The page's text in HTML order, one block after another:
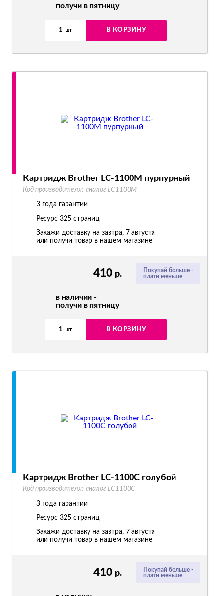
получи в пятницу
1 шт В КОРЗИНУ
Покупай больше -
плати меньше
410 р.
в наличии -
получи в пятницу
1 шт В КОРЗИНУ
Картридж Brother LC-1100M пурпурный
Код производителя: аналог LC1100M
3 года гарантии
Ресурс 325 страниц
Закажи доставку на завтра, 7 августа
или получи товар в нашем магазине
Покупай больше -
плати меньше
410 р.
Картридж Brother LC-1100C голубой
Код производителя: аналог LC1100C
3 года гарантии
Ресурс 325 страниц
Закажи доставку на завтра, 7 августа
или получи товар в нашем магазине